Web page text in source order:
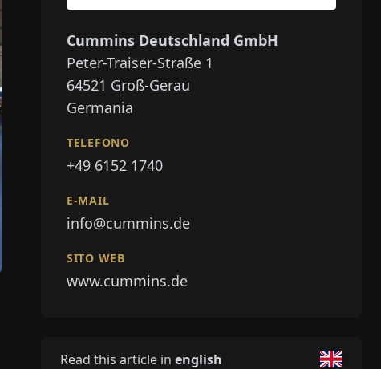
Cummins Deutschland GmbH
Peter-Traiser-Straße 1
64521 Groß-Gerau
Germania
TELEFONO
+49 6152 1740
E-MAIL
info@cummins.de
SITO WEB
www.cummins.de
Read this article in english